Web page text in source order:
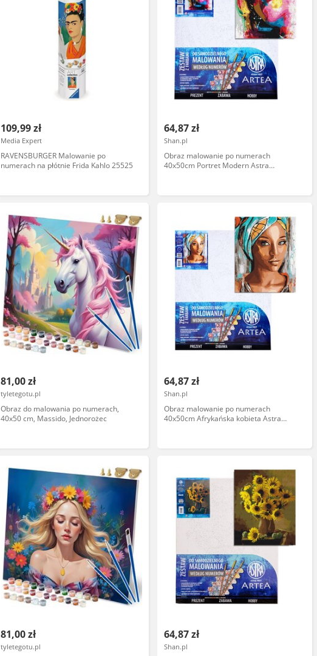
109,99 zł
Media Expert
RAVENSBURGER Malowanie po
numerach na płótnie Frida Kahlo 25525
64,87 zł
Shan.pl
Obraz malowanie po numerach
40x50cm Portret Modern Astra
81,00 zł
tyletegotu.pl
Obraz do malowania po numerach,
40x50 cm, Massido, Jednorożec
64,87 zł
Shan.pl
Obraz malowanie po numerach
40x50cm Afrykańska kobieta Astra
81,00 zł
tyletegotu.pl
64,87 zł
Shan.pl